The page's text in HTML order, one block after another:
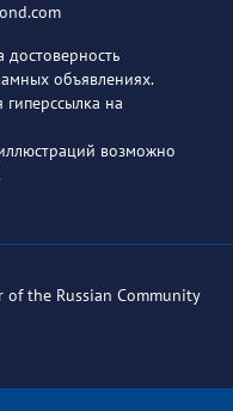
достоверность
объявлениях.
на
возможно
the Russian Community